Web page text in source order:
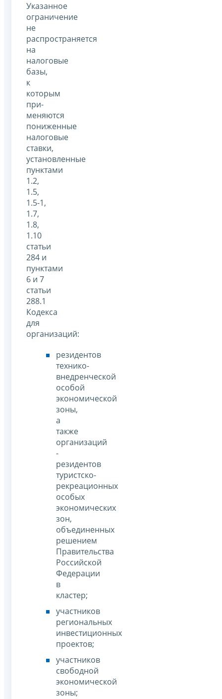
Указанное
ограничение
не
распространяется
на
налоговые
базы,
к
которым
при-
меняются
пониженные
налоговые
ставки,
установленные
пунктами
1.2,
1.5,
1.5-1,
1.7,
1.8,
1.10
статьи
284 и
пунктами
6 и 7
статьи
288.1
Кодекса
для
организаций:
резидентов
технико-
внедренческой
особой
экономической
зоны,
а
также
организаций
-
резидентов
туристско-
рекреационных
особых
экономических
зон,
объединенных
решением
Правительства
Российской
Федерации
в
кластер;
участников
региональных
инвестиционных
проектов;
участников
свободной
экономической
зоны;